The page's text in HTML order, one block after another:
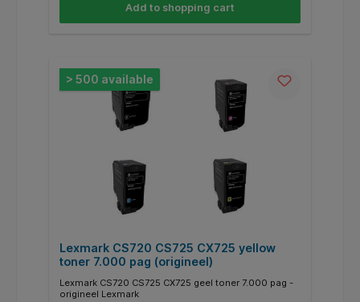
Add to shopping cart
> 500 available
Lexmark CS720 CS725 CX725 yellow
toner 7.000 pag (origineel)
Lexmark CS720 CS725 CX725 geel toner 7.000 pag -
origineel Lexmark